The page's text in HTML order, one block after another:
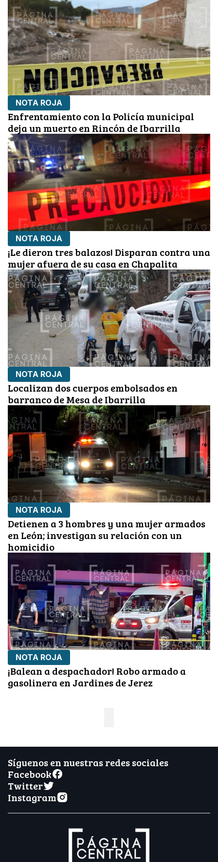
NOTA ROJA
Enfrentamiento con la Policía municipal
deja un muerto en Rincón de Ibarrilla
NOTA ROJA
¡Le dieron tres balazos! Disparan contra una
mujer afuera de su casa en Chapalita
NOTA ROJA
Localizan dos cuerpos embolsados en
barranco de Mesa de Ibarrilla
NOTA ROJA
Detienen a 3 hombres y una mujer armados
en León; investigan su relación con un
homicidio
NOTA ROJA
¡Balean a despachador! Robo armado a
gasolinera en Jardines de Jerez
Síguenos en nuestras redes sociales
Facebook
Twitter
Instagram